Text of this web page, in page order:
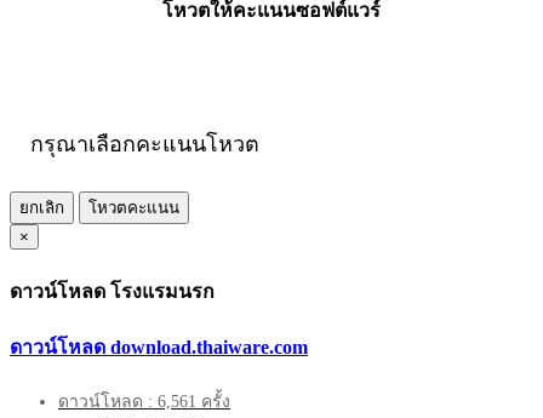
โหวตให้คะแนนซอฟต์แวร์
กรุณาเลือกคะแนนโหวต
ยกเลิก
โหวตคะแนน
×
ดาวน์โหลด โรงแรมนรก
ดาวน์โหลด download.thaiware.com
ดาวน์โหลด : 6,561 ครั้ง